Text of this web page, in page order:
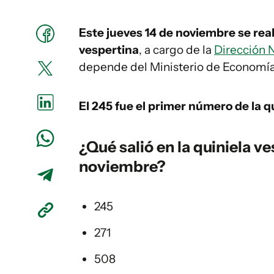
Este jueves 14 de noviembre se
vespertina, a cargo de la Dirección
depende del Ministerio de
El 245fue el primer número de la
¿Qué salió en la quiniela
noviembre?
245
271
508